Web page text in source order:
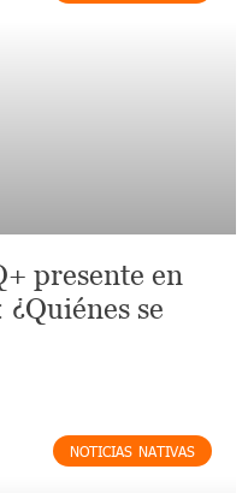
presente en
se
NOTICIAS NATIVAS